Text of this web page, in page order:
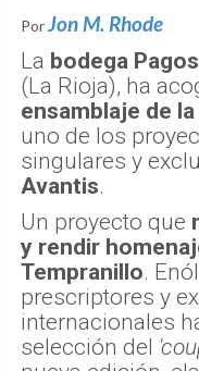
Por Jon M. Rhode
La bodega
(La Rioja), ha
ensamblaje de
uno de los
singulares y
Avantis.
Un proyecto que
y rendir
Tempranillo.
prescriptores y
internacionales
selección del